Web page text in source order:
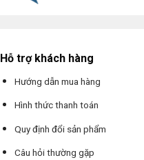
Hỗ trợ khách hàng
Hướng dẫn mua hàng
Hình thức thanh toán
Quy định đổi sản phẩm
Câu hỏi thường gặp